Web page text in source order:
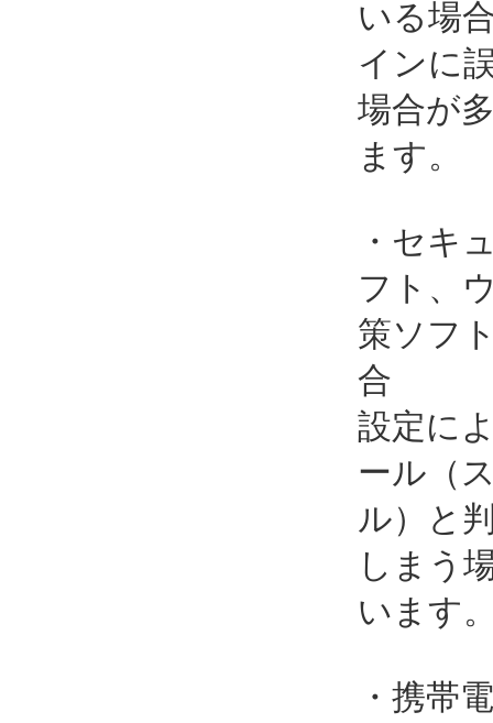
いる場
インに
場合が
ます。
・セキ
フト、
策ソフ
合
設定に
ール（
ル）と
しまう
います
・携帯